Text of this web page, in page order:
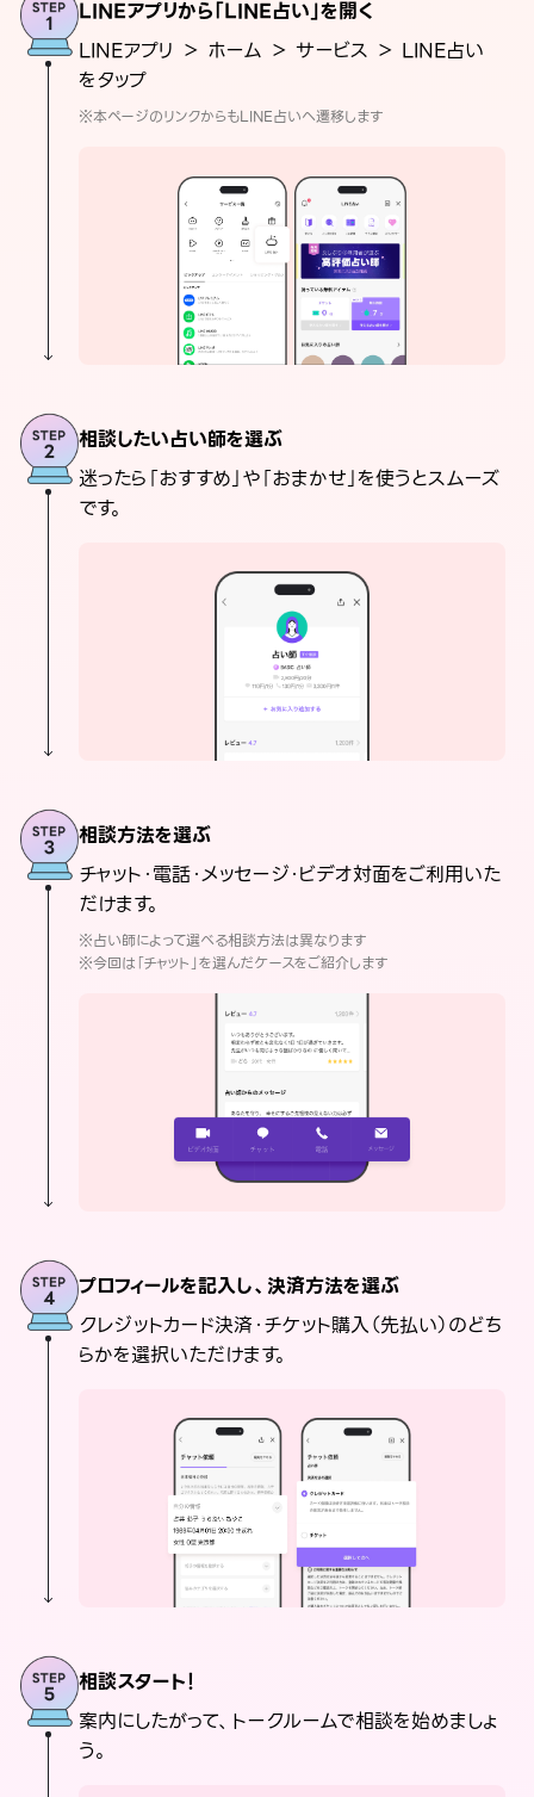
LINEアプリから「LINE占い」を開く
LINEアプリ ＞ ホーム ＞ サービス ＞ LINE占い
をタップ
※本ページのリンクからもLINE占いへ遷移します
相談したい占い師を選ぶ
迷ったら「おすすめ」や「おまかせ」を使うとスムーズ
です。
相談方法を選ぶ
チャット・電話・メッセージ・ビデオ対面をご利用いた
だけます。
※占い師によって選べる相談方法は異なります
※今回は「チャット」を選んだケースをご紹介します
プロフィールを記入し、決済方法を選ぶ
クレジットカード決済・チケット購入（先払い）のどち
らかを選択いただけます。
相談スタート！
案内にしたがって、トークルームで相談を始めましょ
う。